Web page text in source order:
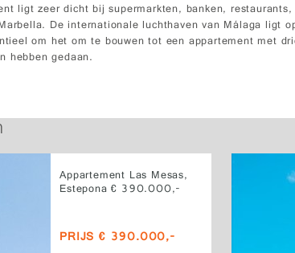
ligt zeer dicht bij supermarkten, banken,
De internationale luchthaven van Málaga ligt
om het om te bouwen tot een appartement met
hebben gedaan.
Appartement Las Mesas,
Estepona € 390.000,-
PRIJS € 390.000,-